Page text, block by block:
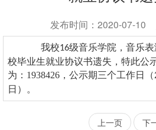
发布时间：2020-07-10
我校16级音乐学院，音乐表
校毕业生就业协议书遗失，特此公
为： 1938426 ，公示期三个工作日（
日）。
上一页 下